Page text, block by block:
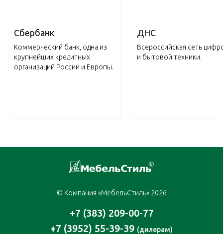
Сбербанк
Коммерческий банк, одна из
крупнейших кредитных
организаций России и Европы.
ДНС
Всероссийская сеть
и бытовой техники.
© Компания «МебельСтиль» 2026
+7 (383) 209-00-77
+7 (3952) 55-39-39 (дилерам)